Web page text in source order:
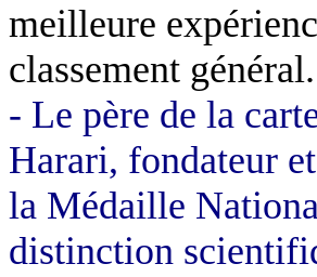
meilleure
classement général.
- Le père de la
Harari, fondateur
la Médaille
distinction